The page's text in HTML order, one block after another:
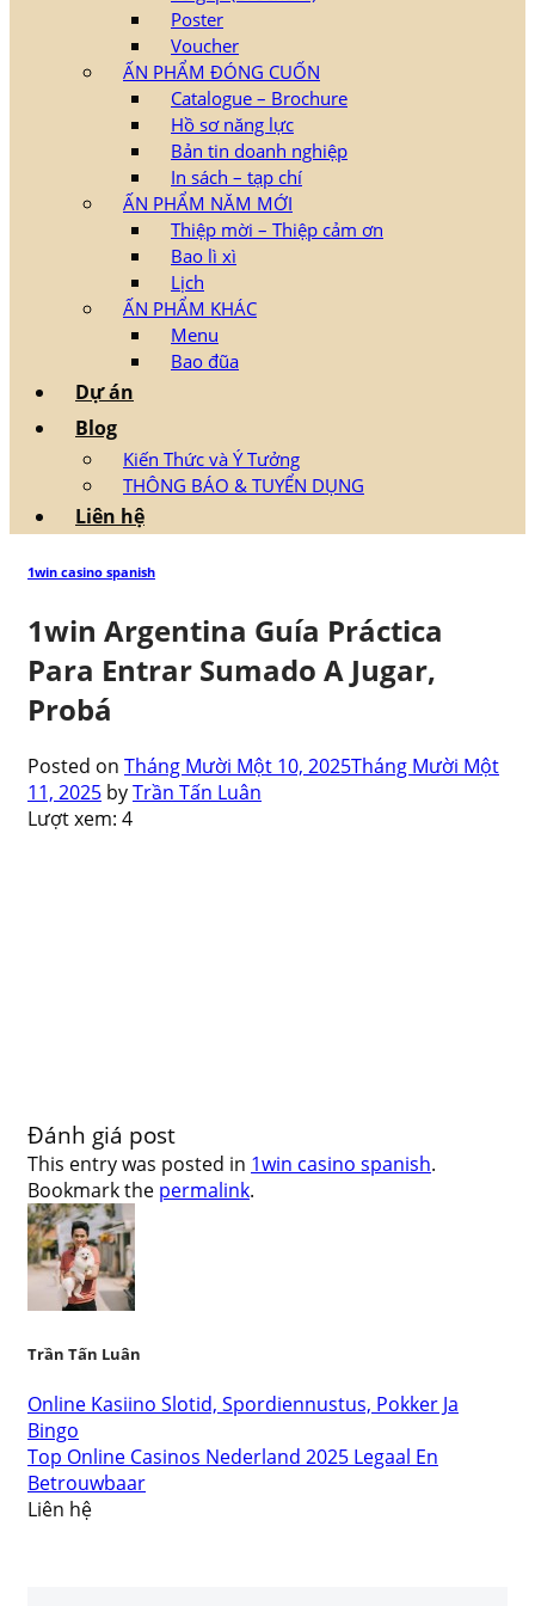
Poster
Voucher
ẤN PHẨM ĐÓNG CUỐN
Catalogue – Brochure
Hồ sơ năng lực
Bản tin doanh nghiệp
In sách – tạp chí
ẤN PHẨM NĂM MỚI
Thiệp mời – Thiệp cảm ơn
Bao lì xì
Lịch
ẤN PHẨM KHÁC
Menu
Bao đũa
Dự án
Blog
Kiến Thức và Ý Tưởng
THÔNG BÁO & TUYỂN DỤNG
Liên hệ
1win casino spanish
1win Argentina Guía Práctica
Para Entrar Sumado A Jugar,
Probá
Posted on Tháng Mười Một 10, 2025Tháng Mười Một
11, 2025 byTrần Tấn Luân
Lượt xem: 4
Đánh giá post
This entry was posted in 1win casino spanish.
Bookmark the permalink.
Trần Tấn Luân
Online Kasiino Slotid, Spordiennustus, Pokker Ja
Bingo
Top Online Casinos Nederland 2025 Legaal En
Betrouwbaar
Liên hệ